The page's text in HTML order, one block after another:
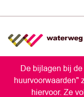
De bijlagen bij
huurvoorwaarden"
hiervoor. Ze